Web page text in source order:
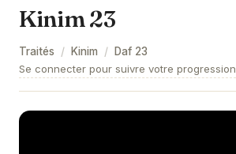
Kinim 23
Traités / Kinim / Daf 23
Se connecter pour suivre votre progression